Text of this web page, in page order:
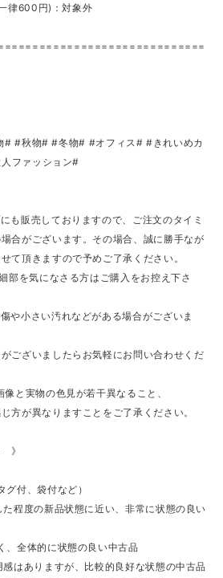
律600円)：対象外
# #秋物# #冬物# #オフィス# #きれいめカ
ファッション#
も販売しておりますので、ご注文のタイミ
合がございます。その場合、誠に勝手なが
て頂きますので予めご了承ください。
部を気になさる方はご購入をお控え下さ
や小さい汚れなどがある場合がございま
ございましたらお気軽にお問い合わせくだ
と実物の色見が若干異なること、
方が異なりますことをご了承ください。
》
付、袋付など）
程度の新品状態に近い、非常に状態の良い
全体的に状態の良い中古品
はありますが、比較的良好な状態の中古品